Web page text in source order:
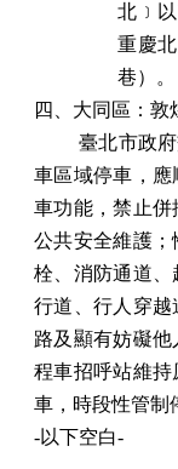
北﹞
重慶
巷）。
四、大同區：敦
臺北市政
車區域停車，
車功能，禁止
公共安全維護
栓、消防通道、
行道、行人穿
路及顯有妨礙
程車招呼站維
車，時段性管制
-以下空白-